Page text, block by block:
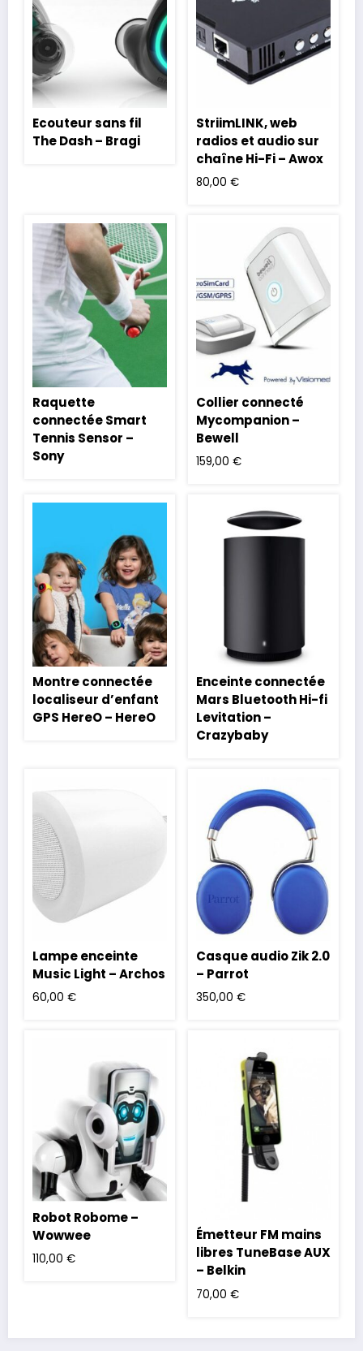
Ecouteur sans fil
The Dash – Bragi
StriimLINK, web
radios et audio sur
chaîne Hi-Fi – Awox
80,00 €
Raquette
connectée Smart
Tennis Sensor –
Sony
Collier connecté
Mycompanion –
Bewell
159,00 €
Montre connectée
localiseur d’enfant
GPS HereO – HereO
Enceinte connectée
Mars Bluetooth Hi-fi
Levitation –
Crazybaby
Lampe enceinte
Music Light – Archos
60,00 €
Casque audio Zik 2.0
– Parrot
350,00 €
Robot Robome –
Wowwee
110,00 €
Émetteur FM mains
libres TuneBase AUX
– Belkin
70,00 €